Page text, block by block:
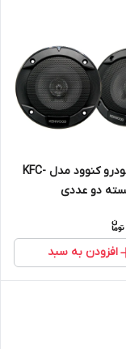
اسپیکر خودرو کنوود مدل KFC-
افزودن به سبد